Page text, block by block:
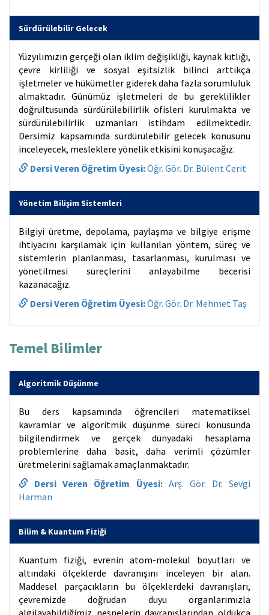
Sürdürülebilir Gelecek
Yüzyılımızın gerçeği olan iklim değişikliği, kaynak kıtlığı,
çevre kirliliği ve sosyal eşitsizlik bilinci arttıkça
işletmeler ve hükümetler giderek daha fazla sorumluluk
almaktadır. Günümüz işletmeleri de bu gereklilikler
doğrultusunda sürdürülebilirlik ofisleri kurulmakta ve
sürdürülebilirlik uzmanları istihdam edilmektedir.
Dersimiz kapsamında sürdürülebilir gelecek konusunu
inceleyecek, mesleklere yönelik etkisini konuşacağız.
Dersi Veren Öğretim Üyesi:Öğr. Gör. Dr. Bülent Cerit
Yönetim Bilişim Sistemleri
Bilgiyi üretme, depolama, paylaşma ve bilgiye erişme
ihtiyacını karşılamak için kullanılan yöntem, süreç ve
sistemlerin planlanması, tasarlanması, kurulması ve
yönetilmesi süreçlerini anlayabilme becerisi
kazanacağız.
Dersi Veren Öğretim Üyesi:Öğr. Gör. Dr. Mehmet Taş
Temel Bilimler
Algoritmik Düşünme
Bu ders kapsamında öğrencileri matematiksel
kavramlar ve algoritmik düşünme süreci konusunda
bilgilendirmek ve gerçek dünyadaki hesaplama
problemlerine daha basit, daha verimli çözümler
üretmelerini sağlamak amaçlanmaktadır.
Dersi Veren Öğretim Üyesi:Arş. Gör. Dr. Sevgi
Harman
Bilim & Kuantum Fiziği
Kuantum fiziği, evrenin atom-molekül boyutları ve
altındaki ölçeklerde davranışını inceleyen bir alan.
Maddesel parçacıkların bu ölçeklerdeki davranışları,
çevremizde doğrudan duyu organlarımızla
algılayabildiğimiz nesnelerin davranışlarından oldukça